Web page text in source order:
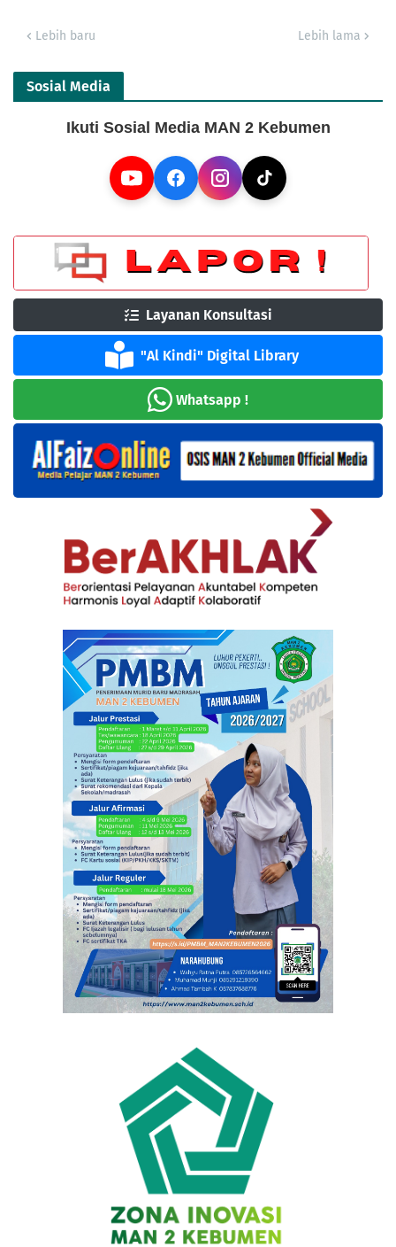
Lebih baru Lebih lama
Sosial Media
Ikuti Sosial Media MAN 2 Kebumen
Layanan Konsultasi
"Al Kindi" Digital Library
Whatsapp !